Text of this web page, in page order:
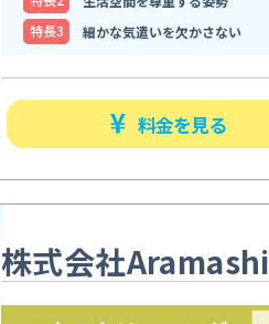
特⻑3
細かな気遣いを欠かさない
料金を見る
株式会社Aramashi